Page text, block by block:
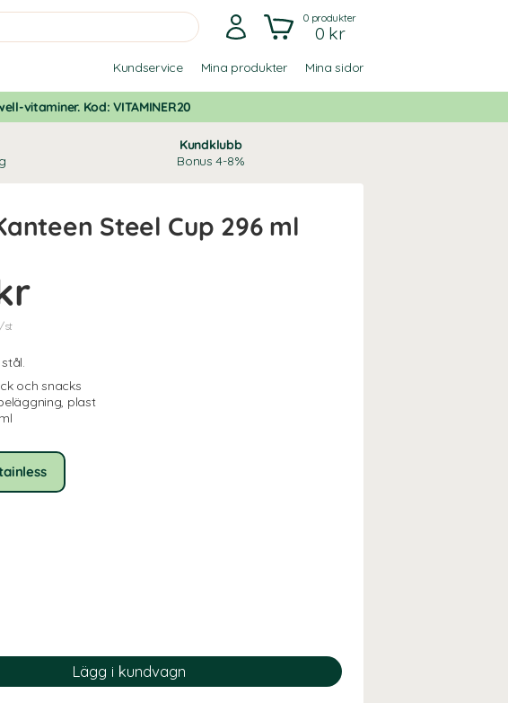
0produkter
0 kr
Kundservice Mina produkter Mina sidor
vitaminer. Kod:VITAMINER20
Kundklubb
Bonus 4-8%
Steel Cup 296 ml
st
och snacks
plast